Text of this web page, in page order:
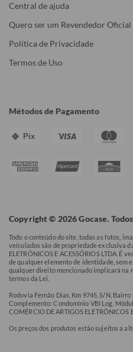
Central de ajuda
Quero ser um Revendedor Oficial
Política de Privacidade
Termos de Uso
Métodos de Pagamento
Pix
Copyright © 2026 Gocase.
Todo o conteúdo do site, todas as fotos,
veículados são de propriedade exclusiva
ELETRÔNICOS E ACESSÓRIOS LTDA. É
de qualquer elemento de identidade, sem
qualquer direito mencionado implicará na
termos da Lei.
Rodovia Fernão Dias, Km 9745, S/N,
Complemento: Condomínio VBI Log,
COMÉRCIO DE ARTIGOS ELETRÔNICOS
Os preços dos produtos estão sujeitos a